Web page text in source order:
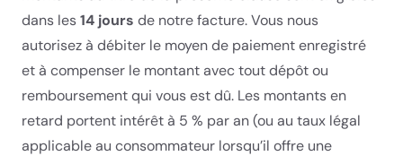
dans les14 jours de notre facture. Vous nous
autorisez à débiter le moyen de paiement enregistré
et à compenser le montant avec tout dépôt ou
remboursement qui vous est dû. Les montants en
retard portent intérêt à 5 % par an (ou au taux légal
applicable au consommateur lorsqu’il offre une